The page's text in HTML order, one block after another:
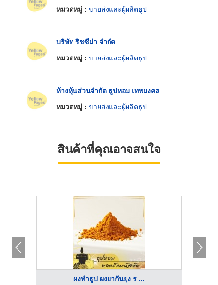
หมวดหมู่ : ขายส่งและผู้ผลิตธูป
บริษัท ริชซีม่า จำกัด
หมวดหมู่ : ขายส่งและผู้ผลิตธูป
ห้างหุ้นส่วนจำกัด ธูปหอม เทพมงคล
หมวดหมู่ : ขายส่งและผู้ผลิตธูป
สินค้าที่คุณอาจสนใจ
ผงทำธูป ผงยากันยุง ร ...